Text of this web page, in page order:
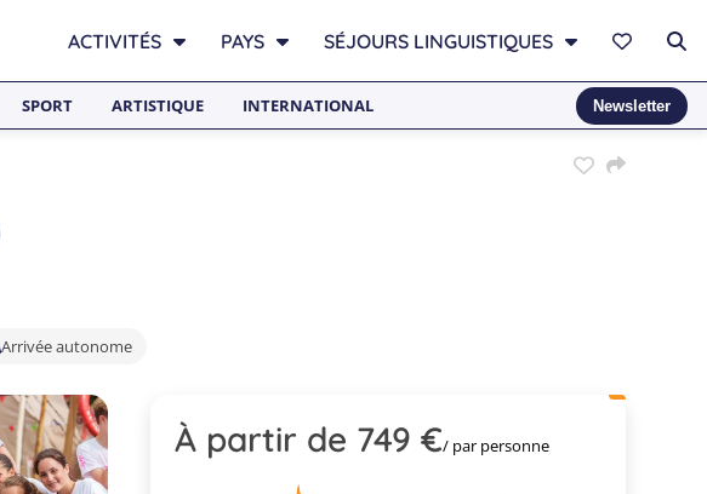
ACTIVITÉS PAYS SÉJOURS LINGUISTIQUES
SPORT ARTISTIQUE INTERNATIONAL Newsletter
Arrivée autonome
À partir de 749 €/ par personne